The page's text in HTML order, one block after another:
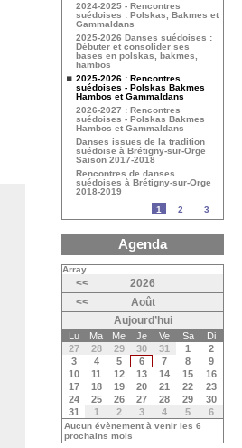
2024-2025 - Rencontres
suédoises : Polskas, Bakmes et
Gammaldans
2025-2026 Danses suédoises :
Débuter et consolider ses
bases en polskas, bakmes,
hambos
2025-2026 : Rencontres
suédoises - Polskas Bakmes
Hambos et Gammaldans
2026-2027 : Rencontres
suédoises - Polskas Bakmes
Hambos et Gammaldans
Danses issues de la tradition
suédoise à Brétigny-sur-Orge
Saison 2017-2018
Rencontres de danses
suédoises à Brétigny-sur-Orge
2018-2019
1
2 3
Agenda
Array
<<
2026
<<
Août
Aujourd’hui
Lu Ma Me Je Ve Sa
Di
27
28 29 30 31 1
2
3
4 5 6 7 8
9
10
11 12 13 14 15
16
17
18 19 20 21 22
23
24
25 26 27 28 29
30
31
1 2 3 4 5 6
Aucun évènement à venir les 6
prochains mois